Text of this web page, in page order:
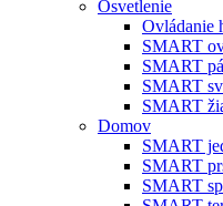
Osvetlenie
Ovládanie
SMART
SMART
SMART
SMART
Domov
SMART
SMART
SMART